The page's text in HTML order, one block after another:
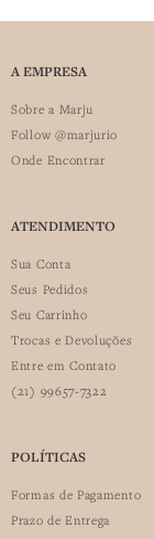
A EMPRESA
Sobre a Marju
Follow @marjurio
Onde Encontrar
ATENDIMENTO
Sua Conta
Seus Pedidos
Seu Carrinho
Trocas e Devoluções
Entre em Contato
(21) 99657-7322
POLÍTICAS
Formas de Pagamento
Prazo de Entrega